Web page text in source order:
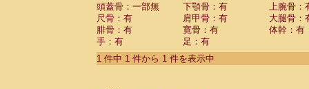
Cebidae Saguinus oedipus
Cebidae Saguinus weddelli
Cebidae Saguinusspp.
Cebidae Aotus trivirgatus
Cebidae Cebus albifrons
頭蓋骨：一部無
下顎骨：有
上腕骨：
尺骨：有
肩甲骨：有
大腿骨：
腓骨：有
寛骨：有
体幹：有
手：有
足：有
1 件中 1 件から 1 件を表示中